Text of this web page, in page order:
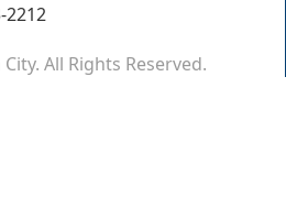
2212
All Rights Reserved.